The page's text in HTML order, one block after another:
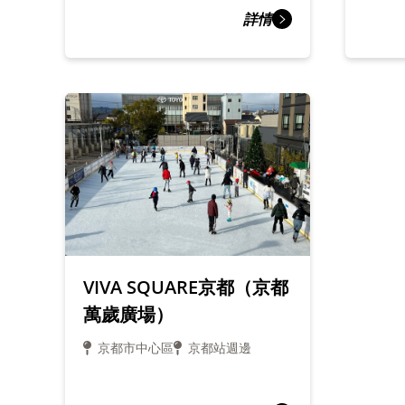
詳情
VIVA SQUARE京都（京都
萬歲廣場）
京都市中心區 京都站週邊